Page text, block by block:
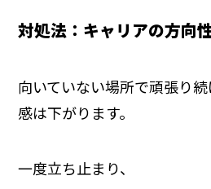
対処法：キャリアの方向
向いていない場所で頑張り
感は下がります。
一度立ち止まり、